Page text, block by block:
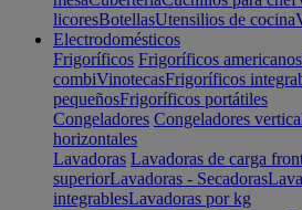
licoresBotellasUtensilios de cocina
Electrodomésticos
Frigoríficos Frigoríficos americanos
combiVinotecasFrigoríficos
pequeñosFrigoríficos portátiles
Congeladores Congeladores
horizontales
Lavadoras Lavadoras de carga
superiorLavadoras - Secadoras
integrablesLavadoras por kg